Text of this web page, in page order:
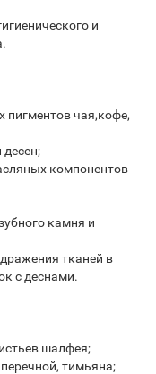
и
пигментов чая,кофе,
компонентов
камня и
тканей в
с деснами.
шалфея;
тимьяна;